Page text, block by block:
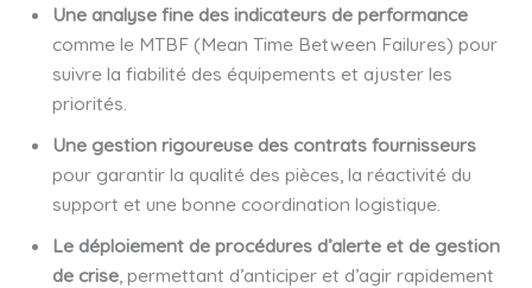
Une analyse fine des indicateurs de performance
comme le MTBF (Mean Time Between Failures) pour
suivre la fiabilité des équipements et ajuster les
priorités.
Une gestion rigoureuse des contrats fournisseurs
pour garantir la qualité des pièces, la réactivité du
support et une bonne coordination logistique.
Le déploiement de procédures d’alerte et de gestion
de crise, permettant d’anticiper et d’agir rapidement